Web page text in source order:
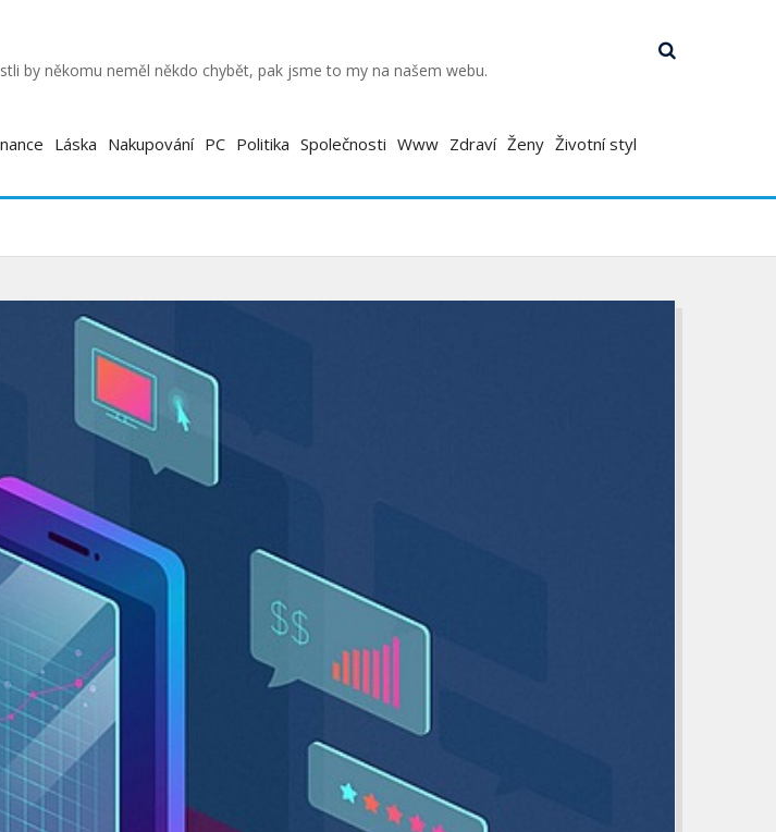
by někomu neměl někdo chybět, pak jsme to my na našem webu.
Láska Nakupování PC Politika Společnosti Www Zdraví Ženy Životní styl